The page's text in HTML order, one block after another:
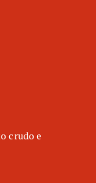
crudo e